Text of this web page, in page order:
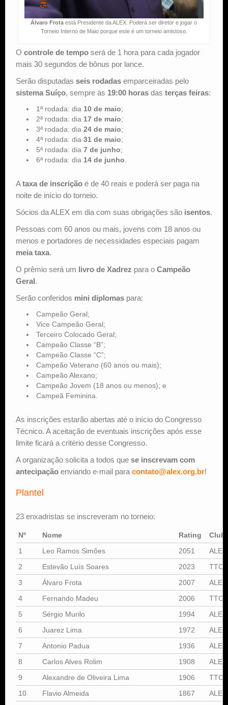
Álvaro Frota está Presidente da ALEX. Poderá ser diretor e jogar o
Torneio Interno de Maio porque este é um torneio amistoso.
O controle de tempo será de 1 hora para cada jogador
mais 30 segundos de bônus por lance.
Serão disputadas seis rodadas emparceiradas pelo
sistema Suíço, sempre às 19:00 horas das terças feiras:
1ª rodada: dia 10 de maio;
2ª rodada: dia 17 de maio;
3ª rodada: dia 24 de maio;
4ª rodada: dia 31 de maio;
5ª rodada: dia 7 de junho;
6ª rodada: dia 14 de junho
Ataxa de inscrição é de 40 reais e poderá ser paga na
noite de início do torneio.
Sócios da ALEX em dia com suas obrigações são isentos.
Pessoas com 60 anos ou mais, jovens com 18 anos ou
menos e portadores de necessidades especiais pagam
meia taxa.
O prêmio será um livro de Xadrez para o Campeão
Geral.
Serão conferidos mini diplomas para:
Campeão Geral;
Vice Campeão Geral;
Terceiro Colocado Geral;
Campeão Classe “B”;
Campeão Classe “C”;
Campeão Veterano (60 anos ou mais);
Campeão Alexano;
Campeão Jovem (18 anos ou menos); e
Campeã Feminina.
As inscrições estarão abertas até o início do Congresso
Técnico. A aceitação de eventuais inscrições após esse
limite ficará a critério desse Congresso.
A organização solicita a todos que se inscrevam com
antecipação enviando e-mail para contato@alex.org.br!
Plantel
23 enxadristas se inscreveram no torneio:
Nº Nome Rating
1
Leo Ramos Simões 2051
ALEX
2
Estevão Luís Soares 2023
TTC
3
Álvaro Frota 2007
ALEX
4
Fernando Madeu 2006
TTC
5
Sérgio Murilo 1994
ALEX
6
Juarez Lima 1972
ALEX
7
Antonio Padua 1936
ALEX
8
Carlos Alves Rolim 1908
ALEX
9
Alexandre de Oliveira Lima 1906
TTC
10
Flavio Almeida 1867
ALEX